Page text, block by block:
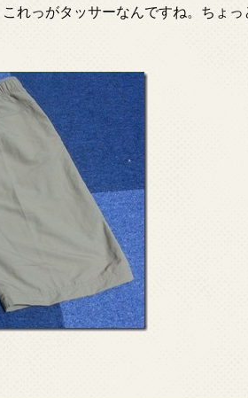
れっがタッサーなんですね。ちょ